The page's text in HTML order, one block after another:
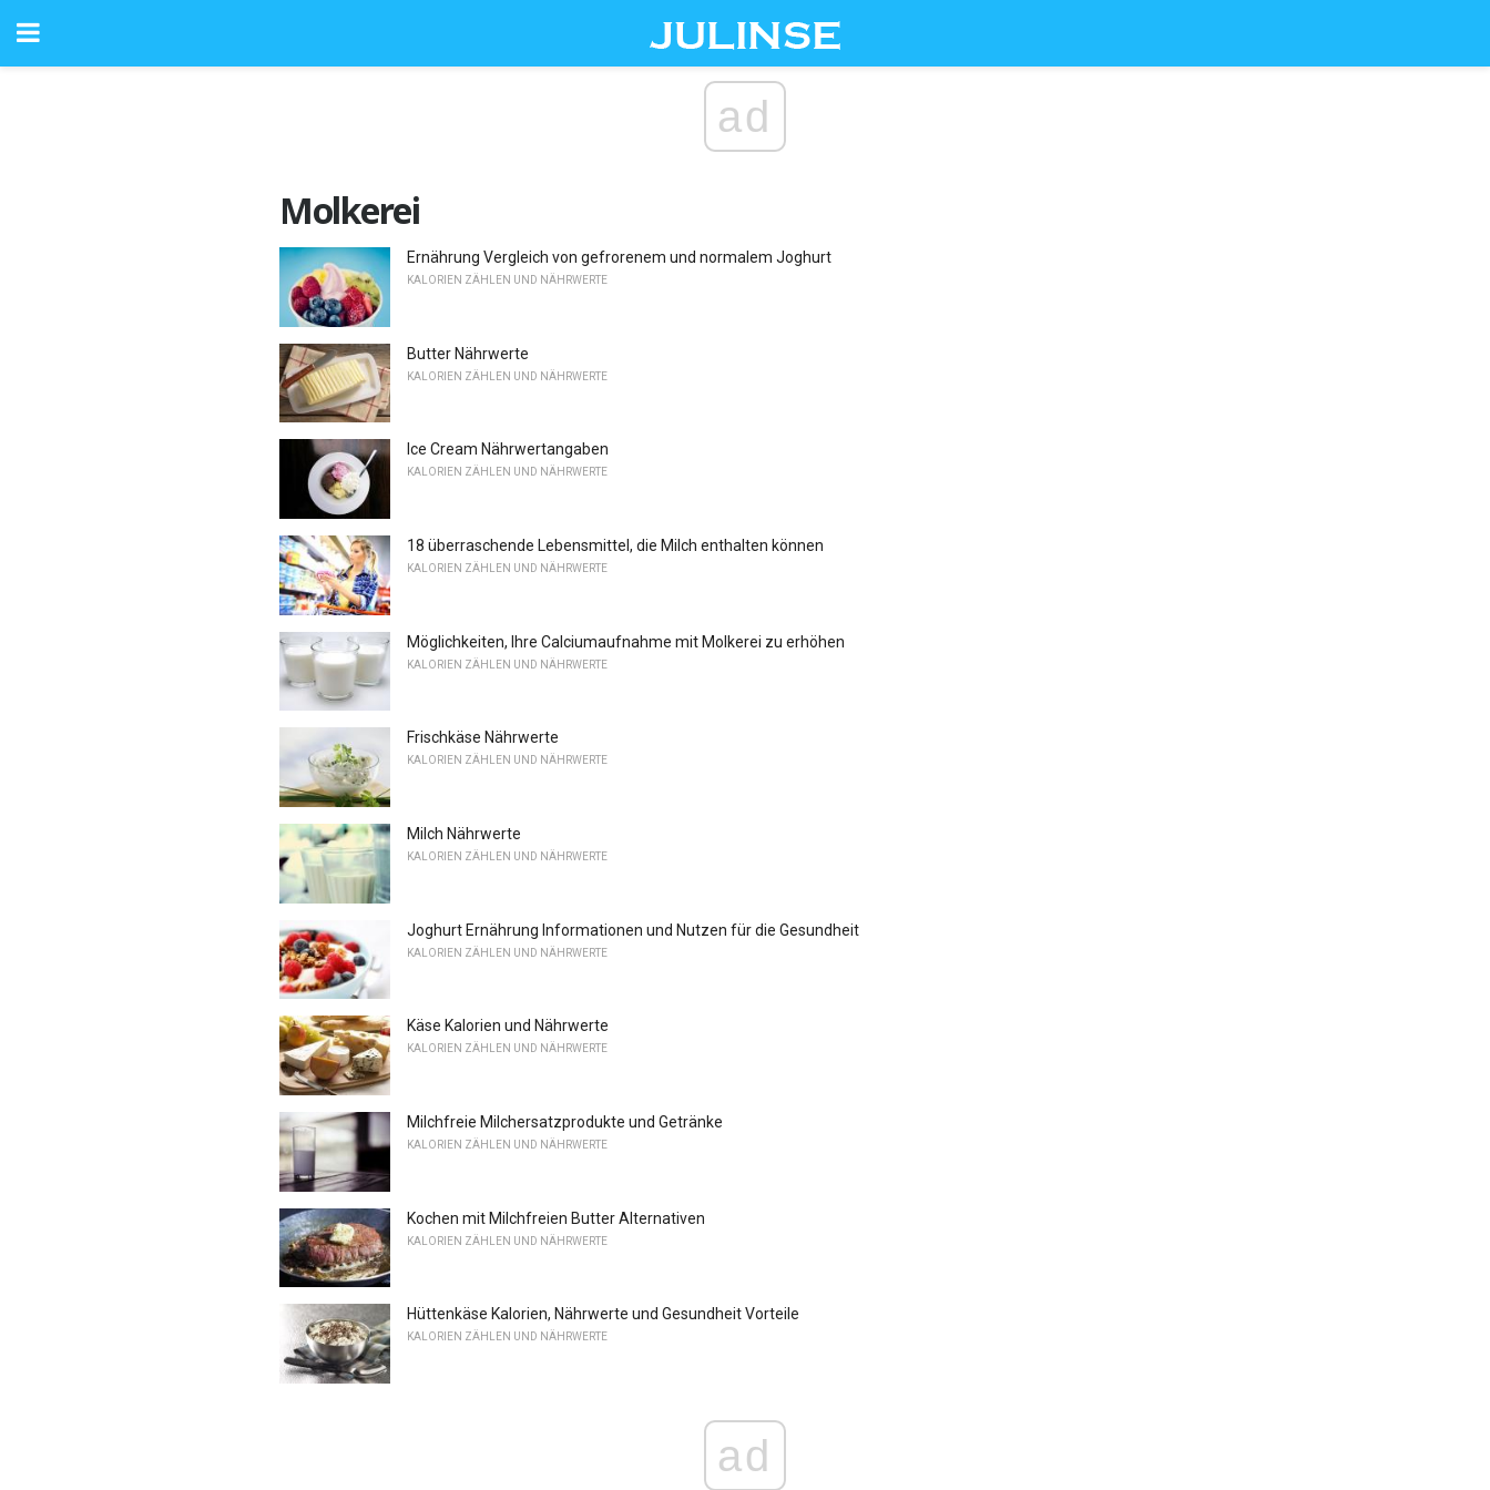
ad
Molkerei
Ernährung Vergleich von gefrorenem und normalem Joghurt
KALORIEN ZÄHLEN UND NÄHRWERTE
Butter Nährwerte
KALORIEN ZÄHLEN UND NÄHRWERTE
Ice Cream Nährwertangaben
KALORIEN ZÄHLEN UND NÄHRWERTE
18 überraschende Lebensmittel, die Milch enthalten können
KALORIEN ZÄHLEN UND NÄHRWERTE
Möglichkeiten, Ihre Calciumaufnahme mit Molkerei zu erhöhen
KALORIEN ZÄHLEN UND NÄHRWERTE
Frischkäse Nährwerte
KALORIEN ZÄHLEN UND NÄHRWERTE
Milch Nährwerte
KALORIEN ZÄHLEN UND NÄHRWERTE
Joghurt Ernährung Informationen und Nutzen für die Gesundheit
KALORIEN ZÄHLEN UND NÄHRWERTE
Käse Kalorien und Nährwerte
KALORIEN ZÄHLEN UND NÄHRWERTE
Milchfreie Milchersatzprodukte und Getränke
KALORIEN ZÄHLEN UND NÄHRWERTE
Kochen mit Milchfreien Butter Alternativen
KALORIEN ZÄHLEN UND NÄHRWERTE
Hüttenkäse Kalorien, Nährwerte und Gesundheit Vorteile
KALORIEN ZÄHLEN UND NÄHRWERTE
ad